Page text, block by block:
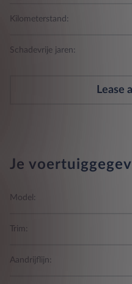
Kilometerstand:
Schadevrije jaren:
Lease
Je
Model:
Trim:
Aandrijflijn: